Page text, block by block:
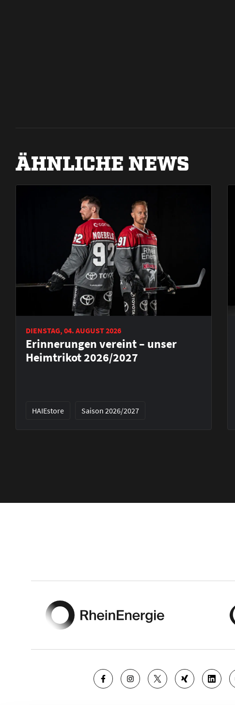
ÄHNLICHE NEWS
DIENSTAG, 04. AUGUST 2026
Erinnerungen vereint – unser
Heimtrikot 2026/2027
HAIEstore Saison 2026/2027